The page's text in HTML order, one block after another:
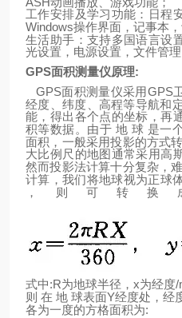
工作安排及学习功能：日程
Windows操作界面，记事本，
生活助手：支持多国语言设
光设置，电源设置，文件管理
GPS面积测量仪原理:
GPS面积测量仪采用GPS
经度、纬度、高程等导航和
能，得出各个点的坐标，再
积等数据。由于 地 球 是一
面积，一般采用投影的方式
大比例尺的地图通常采用高
然而投影法计算十分复杂，
计算，我们将地球视为正球
，则可转换
式中:R为地球半径， x为经度/
则 在 地 球表面Y经度处，经
各为一度的方格面积为: